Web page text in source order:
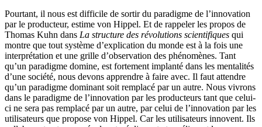
Pourtant, il nous est difficile de sortir du paradigme de l’innovation
par le producteur, estime von Hippel. Et de rappeler les propos de
Thomas Kuhn dans La structure des révolutions scientifiques qui
montre que tout système d’explication du monde est à la fois une
interprétation et une grille d’observation des phénomènes. Tant
qu’un paradigme domine, est fortement implanté dans les mentalités
d’une société, nous devons apprendre à faire avec. Il faut attendre
qu’un paradigme dominant soit remplacé par un autre. Nous vivrons
dans le paradigme de l’innovation par les producteurs tant que celui-
ci ne sera pas remplacé par un autre, par celui de l’innovation par les
utilisateurs que propose von Hippel. Car les utilisateurs innovent. Ils